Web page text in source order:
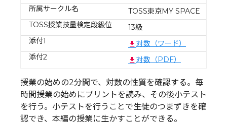
所属サークル名
TOSS東京MY SPACE
TOSS授業技量検定段級位
13級
添付1
対数（ワード）
添付2
対数（PDF）
授業の始めの2分間で、対数の性質を確認する。毎
時間授業の始めにプリントを読み、その後小テスト
を行う。小テストを行うことで生徒のつまずきを確
認でき、本編の授業に生かすことができる。